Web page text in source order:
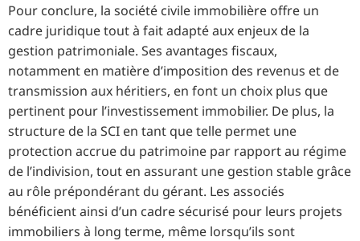
Pour conclure, la société civile immobilière offre un
cadre juridique tout à fait adapté aux enjeux de la
gestion patrimoniale. Ses avantages fiscaux,
notamment en matière d’imposition des revenus et de
transmission aux héritiers, en font un choix plus que
pertinent pour l’investissement immobilier. De plus, la
structure de la SCI en tant que telle permet une
protection accrue du patrimoine par rapport au régime
de l’indivision, tout en assurant une gestion stable grâce
au rôle prépondérant du gérant. Les associés
bénéficient ainsi d’un cadre sécurisé pour leurs projets
immobiliers à long terme, même lorsqu’ils sont